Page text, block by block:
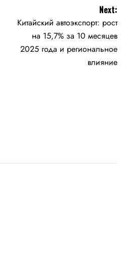
Next:
Китайский автоэкспорт: рост
на 15,7% за 10 месяцев
2025 года и региональное
влияние